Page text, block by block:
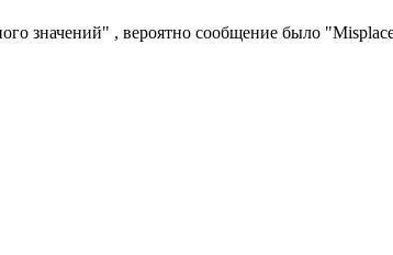
значений" , вероятно сообщение было